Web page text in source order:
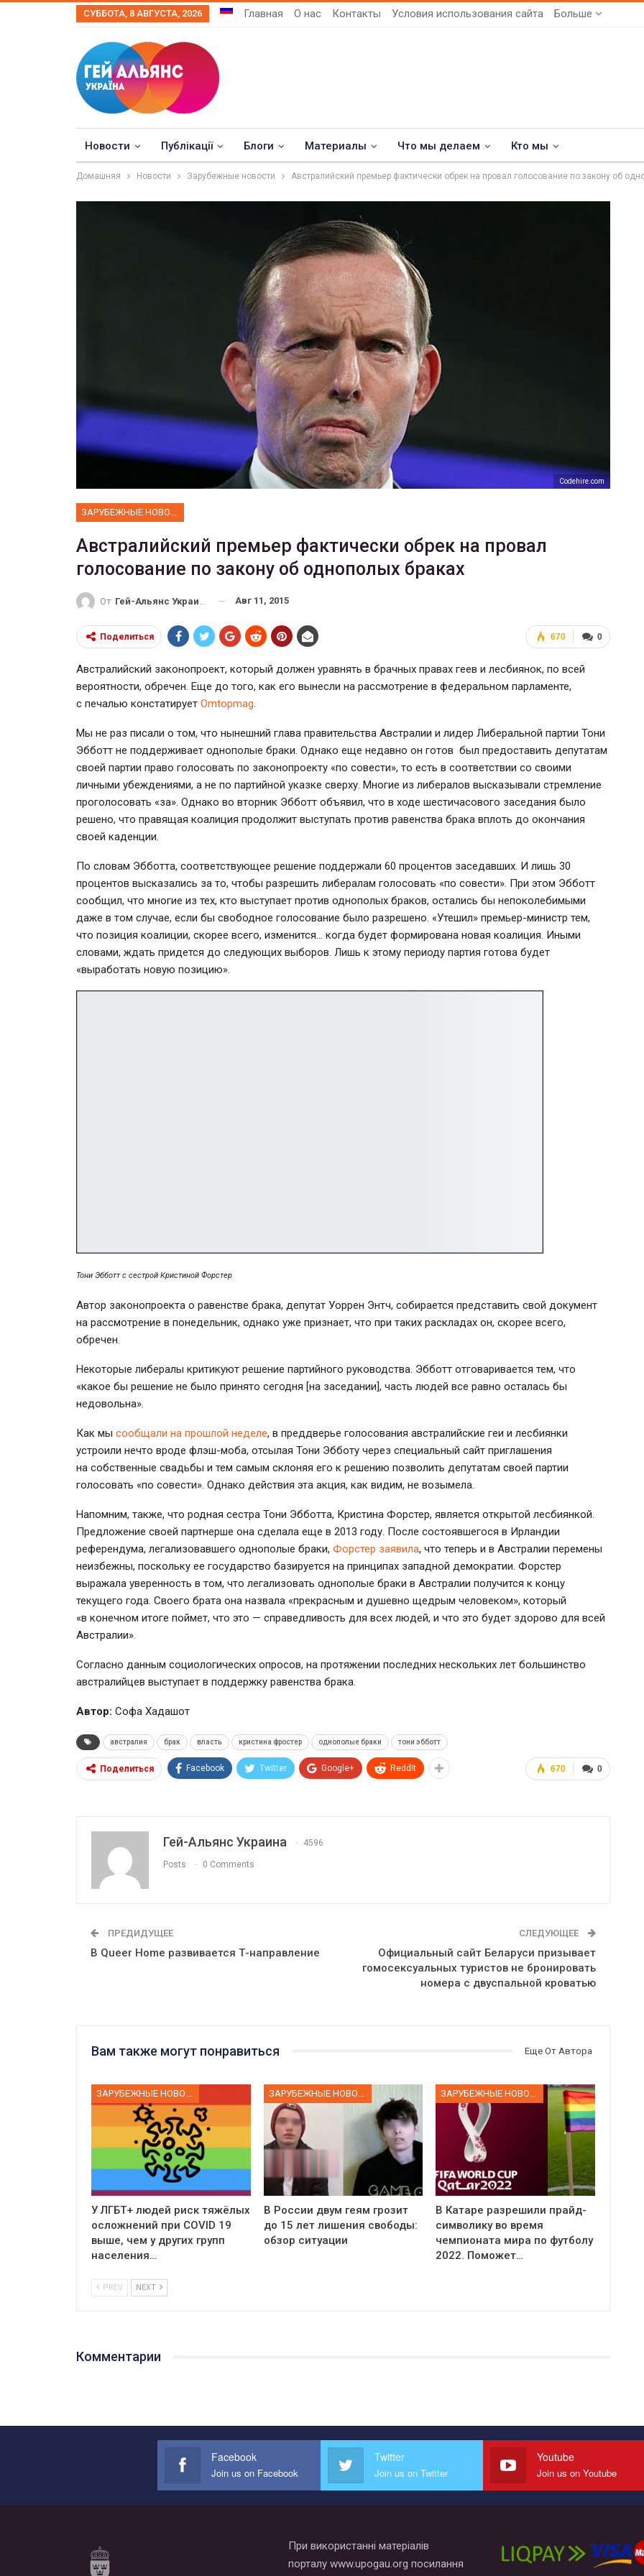
СУББОТА, 8 АВГУСТА, 2026 Главная О нас Контакты Условия использования сайта Больше
Новости Публікації Блоги Материалы Что мы делаем Кто мы
Домашняя Новости Зарубежные новости Австралийский премьер фактически обрек на провал голосование по закону об
Codehire.com
ЗАРУБЕЖНЫЕ НОВОСТИ
Австралийский премьер фактически обрек на провал
голосование по закону об однополых браках
От Гей-Альянс Украина Авг 11, 2015
0
670
Поделиться
Австралийский законопроект, который должен уравнять в брачных правах геев и лесбиянок, по всей
вероятности, обречен. Еще до того, как его вынесли на рассмотрение в федеральном парламенте,
с печалью констатирует Omtopmag
Мы не раз писали о том, что нынешний глава правительства Австралии и лидер Либеральной партии Тони
Эбботт не поддерживает однополые браки. Однако еще недавно он готов был предоставить депутатам
своей партии право голосовать по законопроекту «по совести», то есть в соответствии со своими
личными убеждениями, а не по партийной указке сверху. Многие из либералов высказывали стремление
проголосовать «за». Однако во вторник Эбботт объявил, что в ходе шестичасового заседания было
решено, что правящая коалиция продолжит выступать против равенства брака вплоть до окончания
своей каденции.
По словам Эбботта, соответствующее решение поддержали 60 процентов заседавших. И лишь 30
процентов высказались за то, чтобы разрешить либералам голосовать «по совести». При этом Эбботт
сообщил, что многие из тех, кто выступает против однополых браков, остались бы непоколебимыми
даже в том случае, если бы свободное голосование было разрешено. «Утешил» премьер-министр тем,
что позиция коалиции, скорее всего, изменится… когда будет формирована новая коалиция. Иными
словами, ждать придется до следующих выборов. Лишь к этому периоду партия готова будет
«выработать новую позицию».
Тони Эбботт с сестрой Кристиной Форстер
Автор законопроекта о равенстве брака, депутат Уоррен Энтч, собирается представить свой документ
на рассмотрение в понедельник, однако уже признает, что при таких раскладах он, скорее всего,
обречен.
Некоторые либералы критикуют решение партийного руководства. Эбботт отговаривается тем, что
«какое бы решение не было принято сегодня [на заседании], часть людей все равно осталась бы
недовольна».
Как мы сообщали на прошлой неделе, в преддверье голосования австралийские геи и лесбиянки
устроили нечто вроде флэш-моба, отсылая Тони Эбботу через специальный сайт приглашения
на собственные свадьбы и тем самым склоняя его к решению позволить депутатам своей партии
голосовать «по совести». Однако действия эта акция, как видим, не возымела.
Напомним, также, что родная сестра Тони Эбботта, Кристина Форстер, является открытой лесбиянкой.
Предложение своей партнерше она сделала еще в 2013 году. После состоявшегося в Ирландии
референдума, легализовавшего однополые браки, Форстер заявила, что теперь и в Австралии перемены
неизбежны, поскольку ее государство базируется на принципах западной демократии. Форстер
выражала уверенность в том, что легализовать однополые браки в Австралии получится к концу
текущего года. Своего брата она назвала «прекрасным и душевно щедрым человеком», который
«в конечном итоге поймет, что это — справедливость для всех людей, и что это будет здорово для всей
Австралии».
Согласно данным социологических опросов, на протяжении последних нескольких лет большинство
австралийцев выступает в поддержку равенства брака.
Автор: Софа Хадашот
австралия брак власть кристина фростер однополые браки тони эбботт
0
670
Поделиться Facebook Twitter Google+ ReddIt
Гей-Альянс Украина 4596
Posts 0 Comments
ПРЕДИДУЩЕЕ
В Queer Home развивается Т-направление
СЛЕДУЮЩЕЕ
Официальный сайт Беларуси призывает
гомосексуальных туристов не бронировать
номера с двуспальной кроватью
Вам также могут понравиться Еще От Автора
ЗАРУБЕЖНЫЕ НОВОСТИ
У ЛГБТ+ людей риск тяжёлых
осложнений при COVID 19
выше, чем у других групп
населения…
ЗАРУБЕЖНЫЕ НОВОСТИ
В России двум геям грозит
до 15 лет лишения свободы:
обзор ситуации
ЗАРУБЕЖНЫЕ НОВОСТИ
В Катаре разрешили прайд-
символику во время
чемпионата мира по футболу
2022. Поможет…
PREV NEXT
Комментарии
ФОТО
Прайд в Тель-Авиве собрал 200
тысяч участников
Июн 10, 2017 0
Военнослужащие-трансгендеры
Facebook
Join us on Facebook
Twitter
Join us on Twitter
Youtube
Join us on Youtube
При використанні матеріалів
порталу www.upogau.org посилання